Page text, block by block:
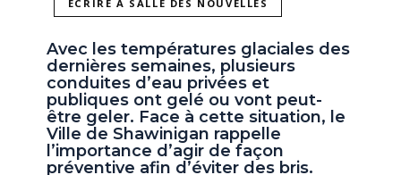
ÉCRIRE À SALLE DES NOUVELLES
Avec les températures glaciales des
dernières semaines, plusieurs
conduites d’eau privées et
publiques ont gelé ou vont peut-
être geler. Face à cette situation, le
Ville de Shawinigan rappelle
l’importance d’agir de façon
préventive afin d’éviter des bris.